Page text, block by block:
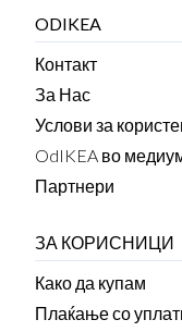
ODIKEA
Контакт
За Нас
Услови за
OdIKEA во
Партнери
ЗА КОРИСНИЦИ
Како да купам
Плаќање со